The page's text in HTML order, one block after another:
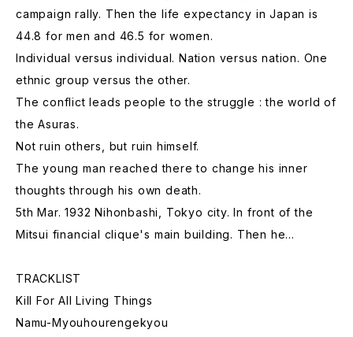
campaign rally. Then the life expectancy in Japan is
44.8 for men and 46.5 for women.
Individual versus individual. Nation versus nation. One
ethnic group versus the other.
The conflict leads people to the struggle : the world of
the Asuras.
Not ruin others, but ruin himself.
The young man reached there to change his inner
thoughts through his own death.
5th Mar. 1932 Nihonbashi, Tokyo city. In front of the
Mitsui financial clique's main building. Then he...
TRACKLIST
Kill For All Living Things
Namu-Myouhourengekyou